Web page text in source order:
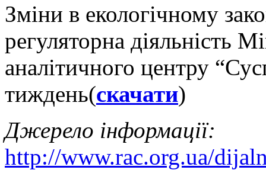
Зміни в екологічному
регуляторна діяльність
аналітичного центру
тиждень(скачати)
Джерело інформації:
http://www.rac.org.ua/